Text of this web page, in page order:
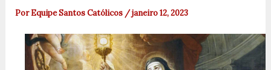
PorEquipe Santos Católicos /janeiro 12, 2023